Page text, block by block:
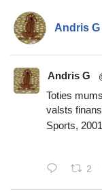
Andris G
Andris G
Toties
valsts
Sports,
2